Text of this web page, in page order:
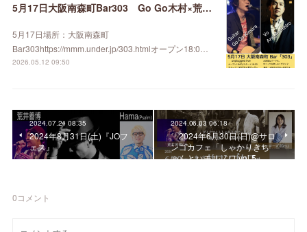
5月17日大阪南森町Bar303 Go Go木村×荒井善博
5月17日場所：大阪南森町
Bar303https://mmm.under.jp/303.htmlオープン18:0…
2026.05.12 09:50
2024.07.24 08:35
2024年8月31日(土)『JOフ
ェス』
2024.06.03 06:18
「2024年6月30日(日)@サロ
ンゴカフェ「しゃかりきち
ゃんとハモルノワ vol.5」
0コメント